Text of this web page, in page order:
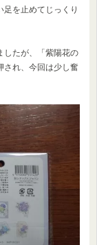
を止めてじっくり
したが、「紫陽花の
され、今回は少し奮